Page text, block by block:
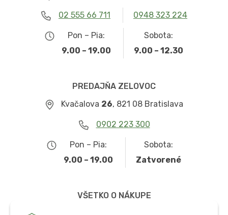
02 555 66 711 0948 323 224
Pon – Pia:
9.00 – 19.00
Sobota:
9.00 – 12.30
PREDAJŇA ZELOVOC
Kvačalova 26, 821 08 Bratislava
0902 223 300
Pon – Pia:
9.00 – 19.00
Sobota:
Zatvorené
VŠETKO O NÁKUPE